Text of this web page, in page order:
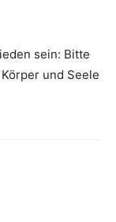
sein: Bitte
und Seele